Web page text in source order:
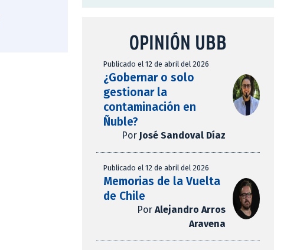
OPINIÓN UBB
Publicado el 12 de abril del 2026
¿Gobernar o solo
gestionar la
contaminación en
Ñuble?
Por José Sandoval Díaz
Publicado el 12 de abril del 2026
Memorias de la Vuelta
de Chile
Por Alejandro Arros
Aravena